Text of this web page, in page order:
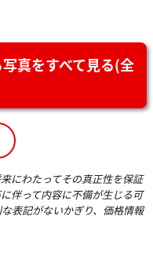
真をすべて見る(全
にわたってその真正性を保証
伴って内容に不備が生じる可
表記がないかぎり、価格情報